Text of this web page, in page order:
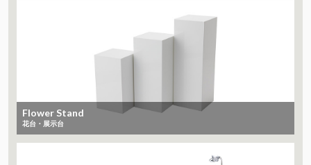
Flower Stand
花台・展示台